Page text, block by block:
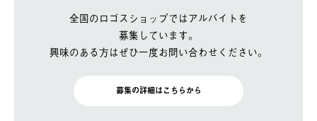
全国のロゴスショップではアルバイトを
募集しています。
興味のある方はぜひ一度お問い合わせください。
募集の詳細はこちらから